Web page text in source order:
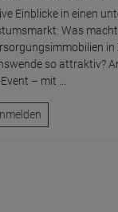
Einblicke in einen
Was macht
so attraktiv?
– mit ...